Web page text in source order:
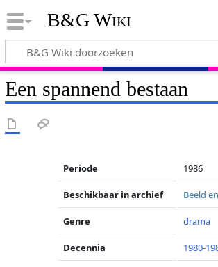
B&G Wiki
Een spannend bestaan
Periode 1986
Beschikbaar in archief Beeld
Genre drama
Decennia 1980-